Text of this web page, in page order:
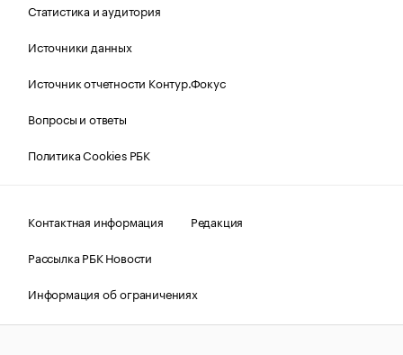
Статистика и аудитория
Источники данных
Источник отчетности Контур.Фокус
Вопросы и ответы
Политика Cookies РБК
Контактная информация
Редакция
Рассылка РБК Новости
Информация об ограничениях
Правовая информация
О соблюдении авторских прав